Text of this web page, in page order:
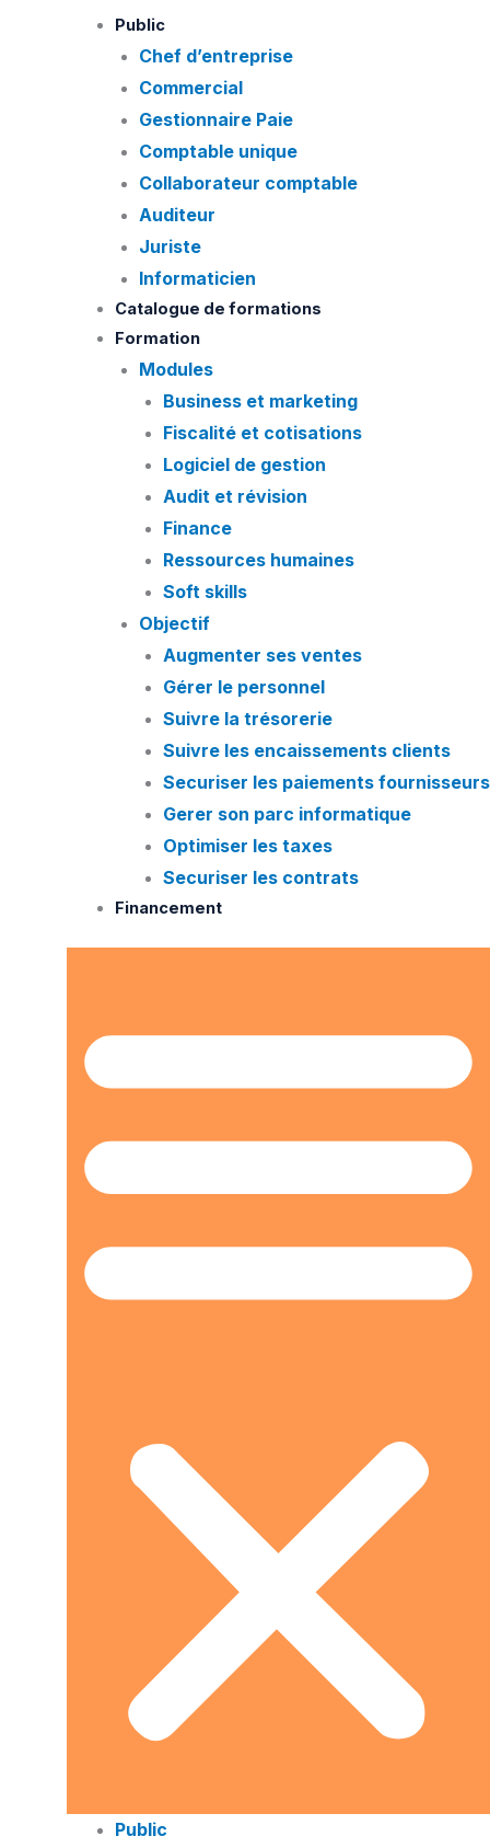
Public
Chef d’entreprise
Commercial
Gestionnaire Paie
Comptable unique
Collaborateur comptable
Auditeur
Juriste
Informaticien
Catalogue de formations
Formation
Modules
Business et marketing
Fiscalité et cotisations
Logiciel de gestion
Audit et révision
Finance
Ressources humaines
Soft skills
Objectif
Augmenter ses ventes
Gérer le personnel
Suivre la trésorerie
Suivre les encaissements clients
Securiser les paiements fournisseurs
Gerer son parc informatique
Optimiser les taxes
Securiser les contrats
Financement
Public